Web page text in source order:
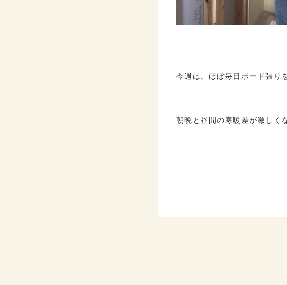
今週は、ほぼ毎日ボード張り
朝晩と昼間の寒暖差が激しく